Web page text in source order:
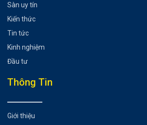
Sàn uy tín
Kiến thức
Tin tức
Kinh nghiệm
Đầu tư
Thông Tin
Giới thiệu